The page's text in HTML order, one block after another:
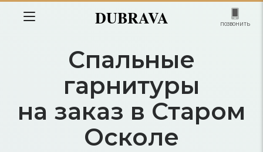
DUBRAVA позвонить
Спальные
гарнитуры
на заказ в Старом
Осколе